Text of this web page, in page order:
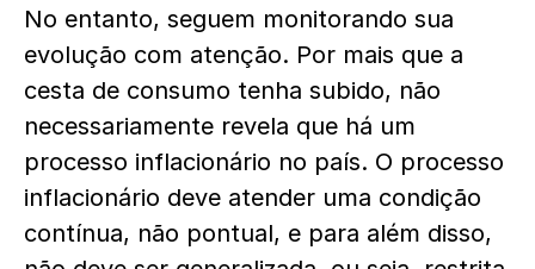
No entanto, seguem monitorando sua
evolução com atenção. Por mais que a
cesta de consumo tenha subido, não
necessariamente revela que há um
processo inflacionário no país. O processo
inflacionário deve atender uma condição
contínua, não pontual, e para além disso,